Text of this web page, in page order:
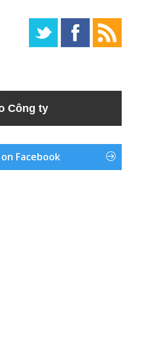
Công ty
Facebook